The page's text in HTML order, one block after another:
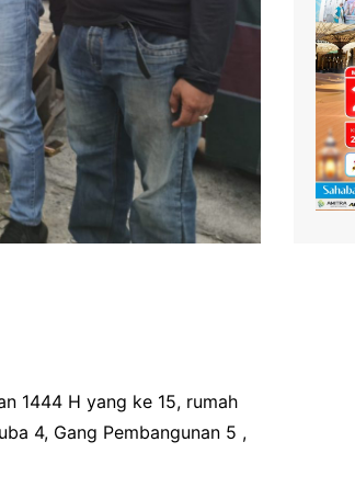
1444 H yang ke 15, rumah
4, Gang Pembangunan 5 ,